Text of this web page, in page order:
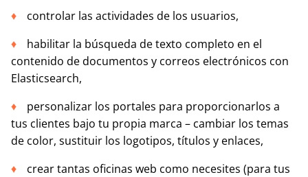
controlar las actividades de los usuarios,
habilitar la búsqueda de texto completo en el
contenido de documentos y correos electrónicos con
Elasticsearch,
personalizar los portales para proporcionarlos a
tus clientes bajo tu propia marca – cambiar los temas
de color, sustituir los logotipos, títulos y enlaces,
crear tantas oficinas web como necesites (para tus